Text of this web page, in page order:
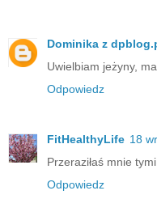
Dominika z
Uwielbiam jeżyny,
Odpowiedz
FitHealthyLife 18
Przeraziłaś mnie
Odpowiedz